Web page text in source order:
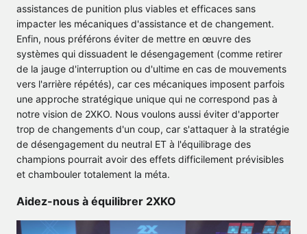
assistances de punition plus viables et efficaces sans
impacter les mécaniques d'assistance et de changement.
Enfin, nous préférons éviter de mettre en œuvre des
systèmes qui dissuadent le désengagement (comme retirer
de la jauge d'interruption ou d'ultime en cas de mouvements
vers l'arrière répétés), car ces mécaniques imposent parfois
une approche stratégique unique qui ne correspond pas à
notre vision de 2XKO. Nous voulons aussi éviter d'apporter
trop de changements d'un coup, car s'attaquer à la stratégie
de désengagement du neutral ET à l'équilibrage des
champions pourrait avoir des effets difficilement prévisibles
et chambouler totalement la méta.
Aidez-nous à équilibrer 2XKO